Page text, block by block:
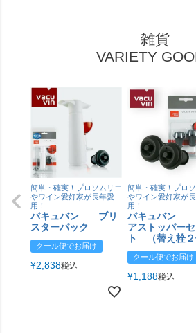
雑貨
VARIETY
簡単・確実！プロソムリエ
やワイン愛好家が長年愛
用！
バキュバン ブリ
スターパック
クール便でお届け
¥2,838税込
簡単・確実！プロ
やワイン愛好家が
用！
バキュバン
アストッパー
ト （替え栓２
クール便でお届け
¥1,188税込